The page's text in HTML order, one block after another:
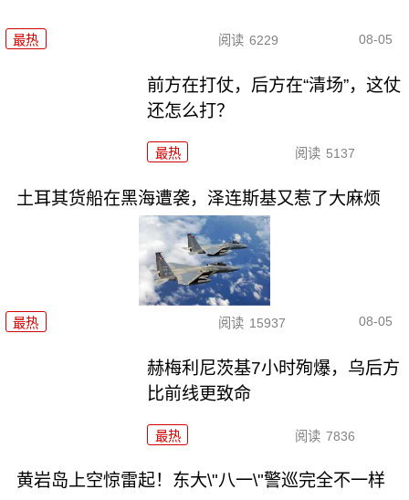
最热 阅读 6229 08-05
前方在打仗，后方在“清场”，这仗
还怎么打？
最热 阅读 5137
土耳其货船在黑海遭袭，泽连斯基又惹了大麻烦
最热 阅读 15937 08-05
赫梅利尼茨基7小时殉爆，乌后方
比前线更致命
最热 阅读 7836
黄岩岛上空惊雷起！东大\"八一\"警巡完全不一样